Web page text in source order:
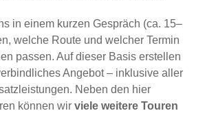
in einem kurzen Gespräch (ca. 15–
welche Route und welcher Termin
passen. Auf dieser Basis erstellen
Angebot – inklusive aller
Neben den hier
können wir viele weitere Touren